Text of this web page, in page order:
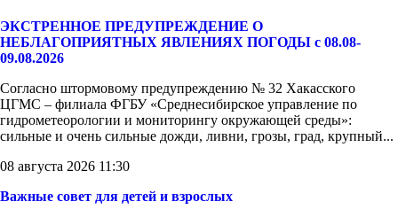
ЭКСТРЕННОЕ ПРЕДУПРЕЖДЕНИЕ О
НЕБЛАГОПРИЯТНЫХ ЯВЛЕНИЯХ ПОГОДЫ с 08.08-
09.08.2026
Согласно штормовому предупреждению № 32 Хакасского
ЦГМС – филиала ФГБУ «Среднесибирское управление по
гидрометеорологии и мониторингу окружающей среды»:
сильные и очень сильные дожди, ливни, грозы, град, крупный...
08 августа 2026 11:30
Важные совет для детей и взрослых